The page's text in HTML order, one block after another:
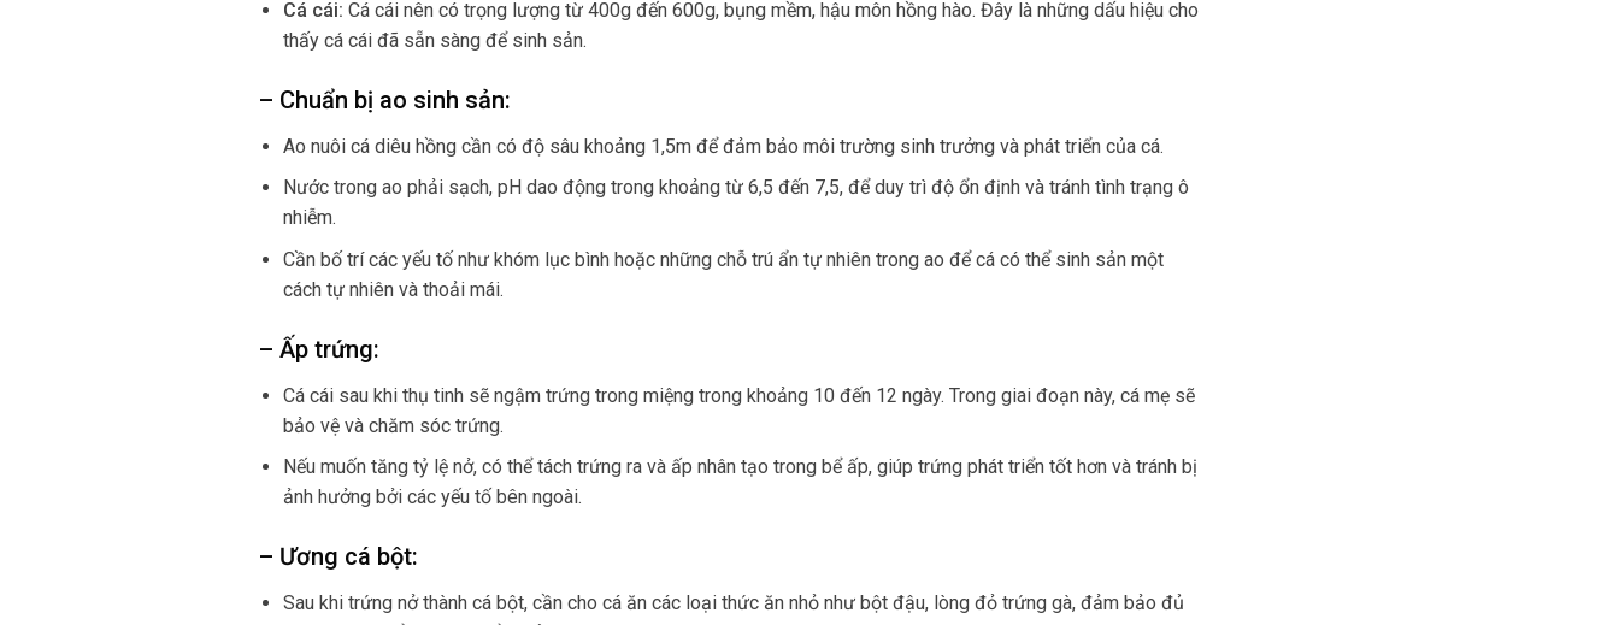
Cá cái: Cá cái nên có trọng lượng từ 400g đến 600g, bụng mềm, hậu môn hồng hào. Đây là những dấu hiệu cho
thấy cá cái đã sẵn sàng để sinh sản.
– Chuẩn bị ao sinh sản:
Ao nuôi cá diêu hồng cần có độ sâu khoảng 1,5m để đảm bảo môi trường sinh trưởng và phát triển của cá.
Nước trong ao phải sạch, pH dao động trong khoảng từ 6,5 đến 7,5, để duy trì độ ổn định và tránh tình trạng ô
nhiễm.
Cần bố trí các yếu tố như khóm lục bình hoặc những chỗ trú ẩn tự nhiên trong ao để cá có thể sinh sản một
cách tự nhiên và thoải mái.
– Ấp trứng:
Cá cái sau khi thụ tinh sẽ ngậm trứng trong miệng trong khoảng 10 đến 12 ngày. Trong giai đoạn này, cá mẹ sẽ
bảo vệ và chăm sóc trứng.
Nếu muốn tăng tỷ lệ nở, có thể tách trứng ra và ấp nhân tạo trong bể ấp, giúp trứng phát triển tốt hơn và tránh bị
ảnh hưởng bởi các yếu tố bên ngoài.
– Ương cá bột:
Sau khi trứng nở thành cá bột, cần cho cá ăn các loại thức ăn nhỏ như bột đậu, lòng đỏ trứng gà, đảm bảo đủ